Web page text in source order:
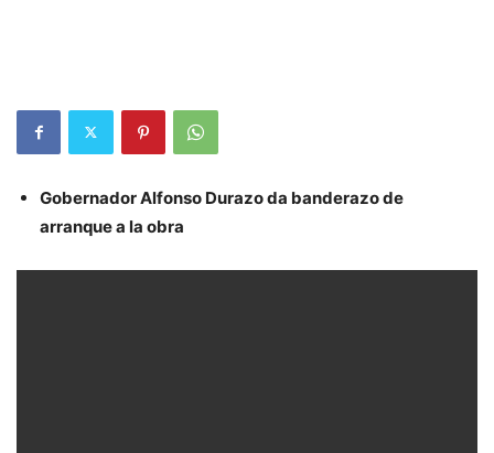
Gobernador Alfonso Durazo da banderazo de
arranque a la obra